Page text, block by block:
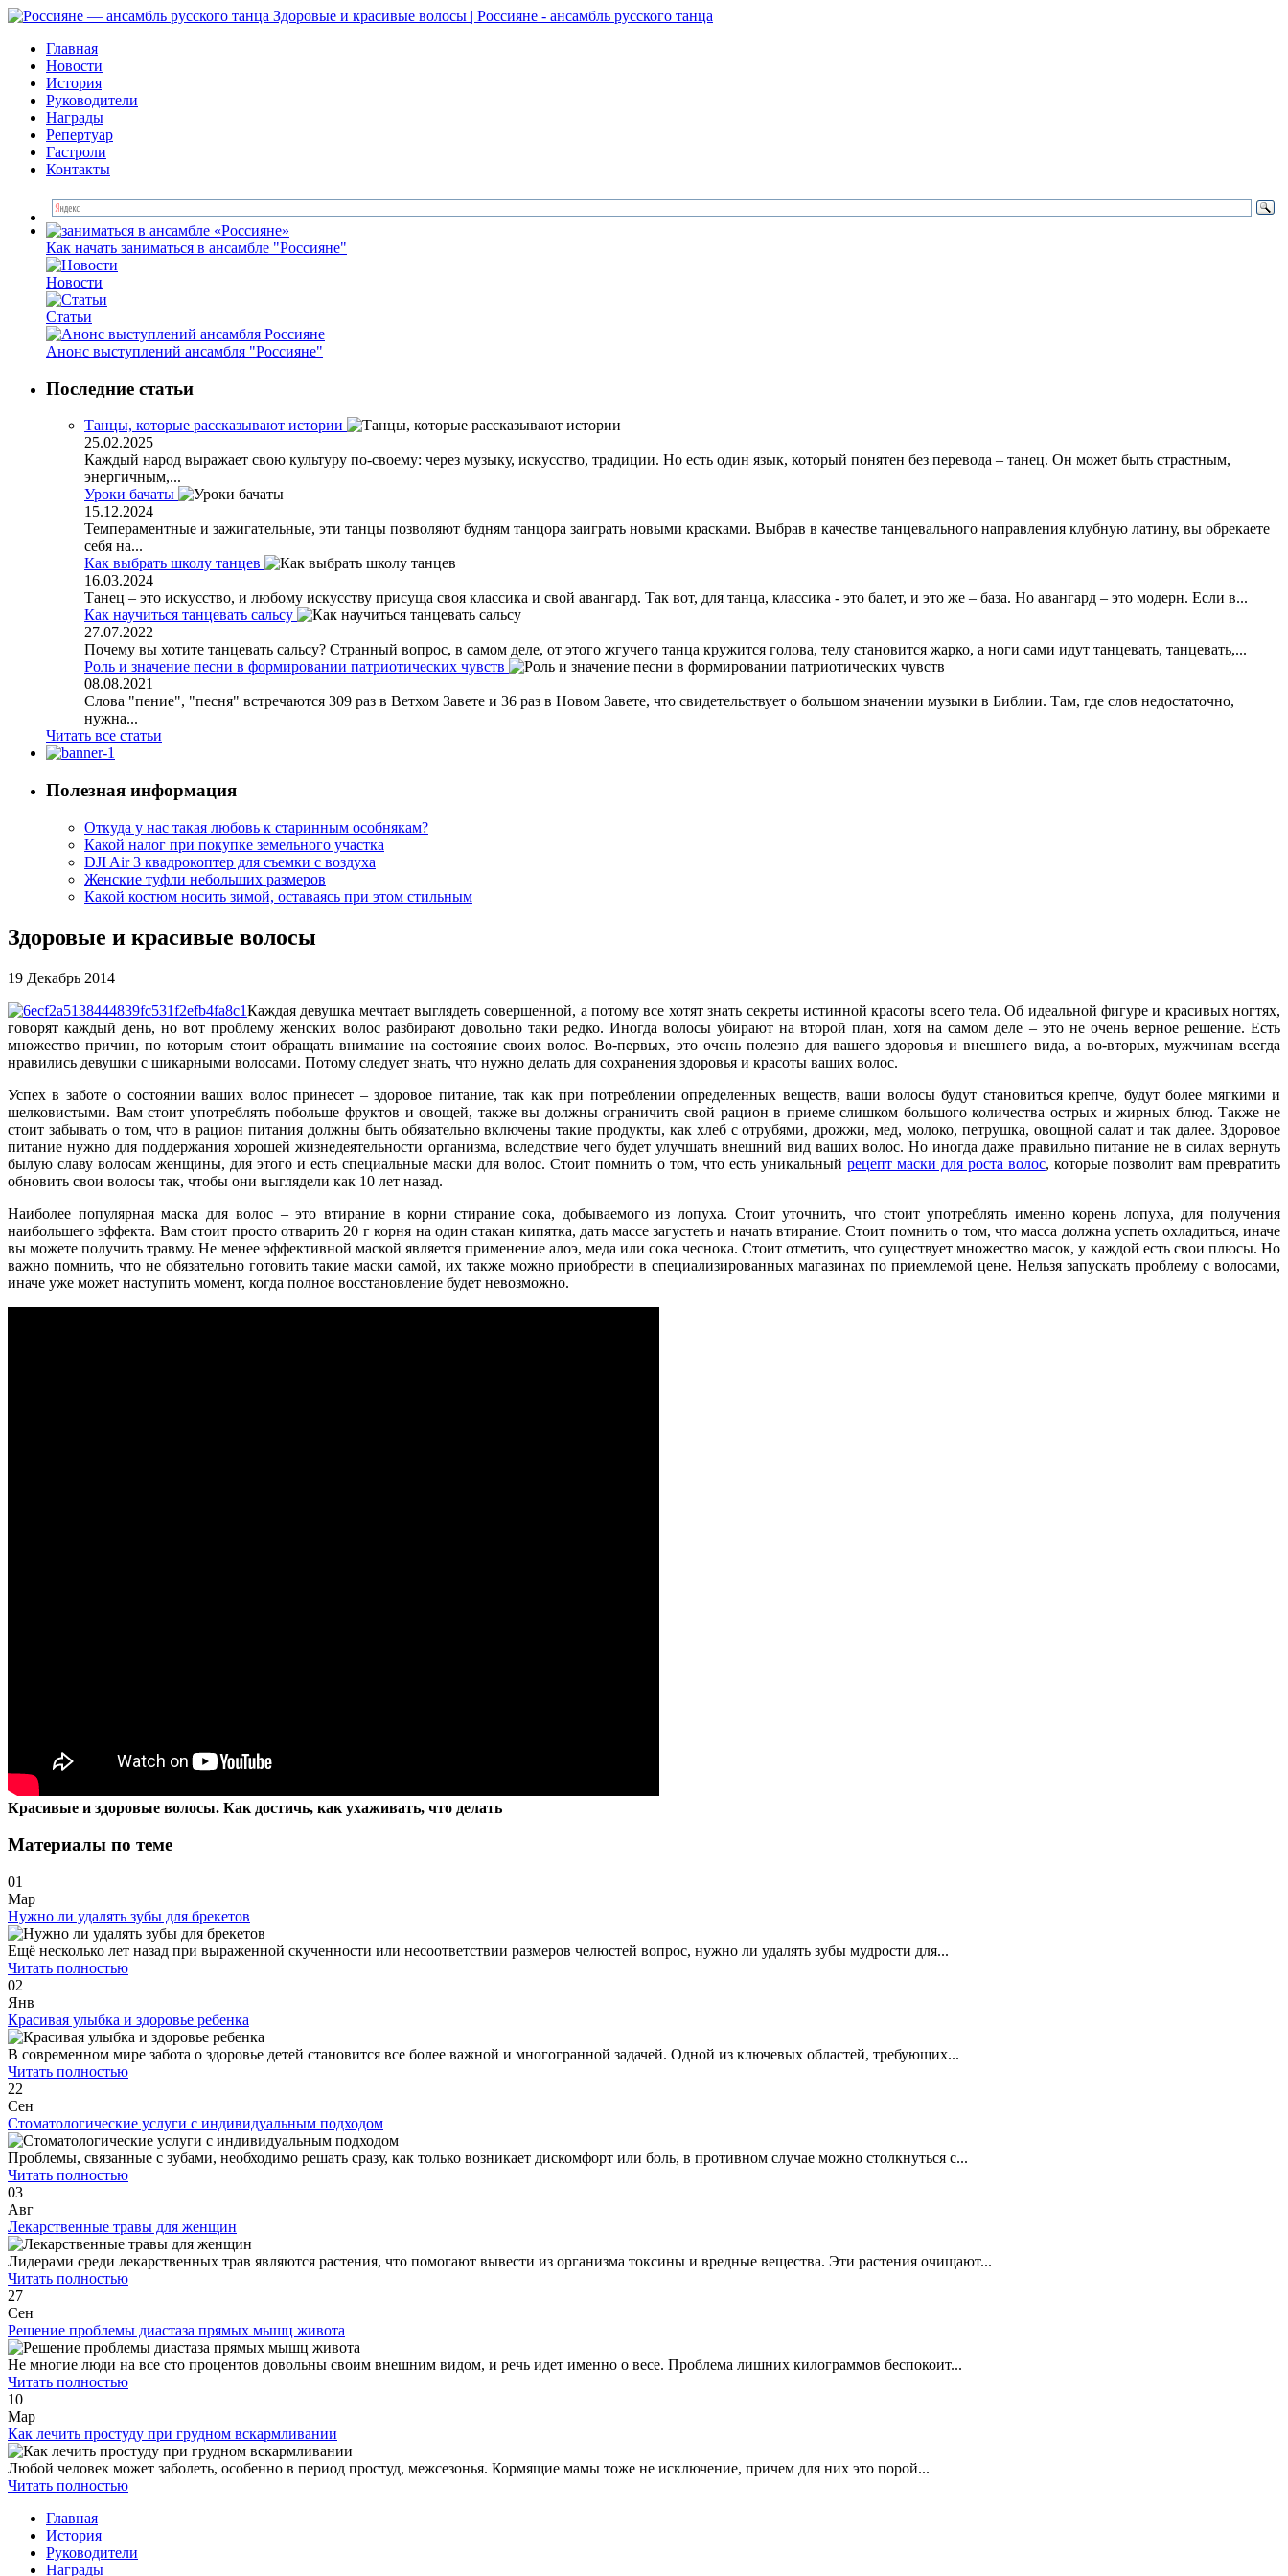
Главная
Новости
История
Руководители
Награды
Репертуар
Гастроли
Контакты
Как начать заниматься в ансамбле "Россияне"
Новоcти
Статьи
Анонс выступлений ансамбля "Россияне"
Последние статьи
Танцы, которые рассказывают истории
25.02.2025
Каждый народ выражает свою культуру по-своему: через музыку, искусство, традиции. Но есть один язык, который понятен без перевода – танец. Он может быть страстным,
энергичным,...
Уроки бачаты
15.12.2024
Темпераментные и зажигательные, эти танцы позволяют будням танцора заиграть новыми красками. Выбрав в качестве танцевального направления клубную латину, вы обрекаете
себя на...
Как выбрать школу танцев
16.03.2024
Танец – это искусство, и любому искусству присуща своя классика и свой авангард. Так вот, для танца, классика - это балет, и это же – база. Но авангард – это модерн. Если в...
Как научиться танцевать сальсу
27.07.2022
Почему вы хотите танцевать сальсу? Странный вопрос, в самом деле, от этого жгучего танца кружится голова, телу становится жарко, а ноги сами идут танцевать, танцевать,...
Роль и значение песни в формировании патриотических чувств
08.08.2021
Слова "пение", "песня" встречаются 309 раз в Ветхом Завете и 36 раз в Новом Завете, что свидетельствует о большом значении музыки в Библии. Там, где слов недостаточно,
нужна...
Читать все статьи
Полезная информация
Откуда у нас такая любовь к старинным особнякам?
Какой налог при покупке земельного участка
DJI Air 3 квадрокоптер для съемки с воздуха
Женские туфли небольших размеров
Какой костюм носить зимой, оставаясь при этом стильным
Здоровые и красивые волосы
19 Декабрь 2014
Каждая девушка мечтает выглядеть совершенной, а потому все хотят знать секреты истинной красоты всего тела. Об идеальной фигуре и красивых ногтях,
говорят каждый день, но вот проблему женских волос разбирают довольно таки редко. Иногда волосы убирают на второй план, хотя на самом деле – это не очень верное решение. Есть
множество причин, по которым стоит обращать внимание на состояние своих волос. Во-первых, это очень полезно для вашего здоровья и внешнего вида, а во-вторых, мужчинам всегда
нравились девушки с шикарными волосами. Потому следует знать, что нужно делать для сохранения здоровья и красоты ваших волос.
Успех в заботе о состоянии ваших волос принесет – здоровое питание, так как при потреблении определенных веществ, ваши волосы будут становиться крепче, будут более мягкими и
шелковистыми. Вам стоит употреблять побольше фруктов и овощей, также вы должны ограничить свой рацион в приеме слишком большого количества острых и жирных блюд. Также не
стоит забывать о том, что в рацион питания должны быть обязательно включены такие продукты, как хлеб с отрубями, дрожжи, мед, молоко, петрушка, овощной салат и так далее. Здоровое
питание нужно для поддержания хорошей жизнедеятельности организма, вследствие чего будет улучшать внешний вид ваших волос. Но иногда даже правильно питание не в силах вернуть
былую славу волосам женщины, для этого и есть специальные маски для волос. Стоит помнить о том, что есть уникальный рецепт маски для роста волос, которые позволит вам превратить
обновить свои волосы так, чтобы они выглядели как 10 лет назад.
Наиболее популярная маска для волос – это втирание в корни стирание сока, добываемого из лопуха. Стоит уточнить, что стоит употреблять именно корень лопуха, для получения
наибольшего эффекта. Вам стоит просто отварить 20 г корня на один стакан кипятка, дать массе загустеть и начать втирание. Стоит помнить о том, что масса должна успеть охладиться, иначе
вы можете получить травму. Не менее эффективной маской является применение алоэ, меда или сока чеснока. Стоит отметить, что существует множество масок, у каждой есть свои плюсы. Но
важно помнить, что не обязательно готовить такие маски самой, их также можно приобрести в специализированных магазинах по приемлемой цене. Нельзя запускать проблему с волосами,
иначе уже может наступить момент, когда полное восстановление будет невозможно.
Красивые и здоровые волосы. Как достичь, как ухаживать, что делать
Материалы по теме
01
Мар
Нужно ли удалять зубы для брекетов
Ещё несколько лет назад при выраженной скученности или несоответствии размеров челюстей вопрос, нужно ли удалять зубы мудрости для...
Читать полностью
02
Янв
Красивая улыбка и здоровье ребенка
В современном мире забота о здоровье детей становится все более важной и многогранной задачей. Одной из ключевых областей, требующих...
Читать полностью
22
Сен
Стоматологические услуги с индивидуальным подходом
Проблемы, связанные с зубами, необходимо решать сразу, как только возникает дискомфорт или боль, в противном случае можно столкнуться с...
Читать полностью
03
Авг
Лекарственные травы для женщин
Лидерами среди лекарственных трав являются растения, что помогают вывести из организма токсины и вредные вещества. Эти растения очищают...
Читать полностью
27
Сен
Решение проблемы диастаза прямых мышц живота
Не многие люди на все сто процентов довольны своим внешним видом, и речь идет именно о весе. Проблема лишних килограммов беспокоит...
Читать полностью
10
Мар
Как лечить простуду при грудном вскармливании
Любой человек может заболеть, особенно в период простуд, межсезонья. Кормящие мамы тоже не исключение, причем для них это порой...
Читать полностью
Главная
История
Руководители
Награды